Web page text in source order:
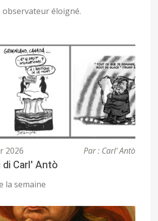
observateur éloigné.
2026 Par : Carl' Antò
Carl' Antò
la semaine